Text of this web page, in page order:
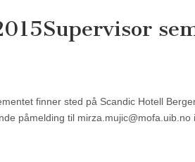
Supervisor
finner sted på Scandic Hotell
påmelding til